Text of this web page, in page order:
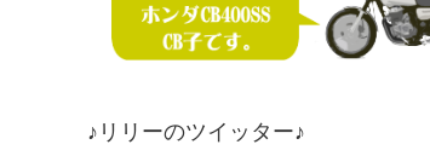
♪リリーのツイッター♪